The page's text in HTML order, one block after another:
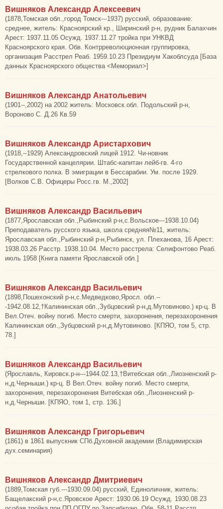
Вишняков Александр Алексеевич
(1878,Томская обл.,город Томск---1937) русский, образование:
среднее, житель: Красноярский кр., Ширинский р-н, рудник Балахчин
Арест: 1937.11.05 Осужд. 1937.11.27 тройка при УНКВД
Красноярского края. Обв. Контрреволюционная группировка,
организация Расстрел Реаб. 1959.10.23 Президиум Хакоблсуда [База
данных Красноярского общества <Мемориал>]
Вишняков Александр Анатольевич
(1901--,2002) на 2002 житель: Московск.обл. Подольский р-н,
Вороново С. Д.26 Кв.59
Вишняков Александр Аристархович
(1918,--1929) Александровский лицей 1912. Чи-новник
Государственной канцелярии. Штабс-капитан лейб-гв. 4-го
стрелкового полка. В эмиграции в Бессарабии. Ум. после 1929.
[Волков С.В. Офицеры Росс.гв. М.,2002]
Вишняков Александр Васильевич
(1877,Ярославская обл.,Рыбинский р-н,с.Вольское---1938.10.04)
Преподаватель русского языка, школа средняя№11, житель:
Ярославская обл.,Рыбинский р-н,Рыбинск, ул. Плеханова, 16 Арест:
1938.03.26 Расстр. 1938.10.04. Место расстрела: Селифонтово Реаб.
июль 1958 [Книга памяти Ярославской обл.]
Вишняков Александр Васильевич
(1898,Пошехонский р-н,с.Медведково,Яросл. обл.--
-1942.08.12,†Калининская обл.,Зубцовский р-н,д.Мутовиново.) кр-ц. В
Вел.Отеч. войну погиб. Место смерти, захоронения, перезахоронения
Калининская обл.,Зубцовский р-н,д.Мутовиново. [КПЯО, том 5, стр.
78.]
Вишняков Александр Васильевич
(Ярославль, Кировск.р-н---1944.02.13,†Витебская обл.,Лиозненский р-
н,д.Черныши.) кр-ц. В Вел.Отеч. войну погиб. Место смерти,
захоронения, перезахоронения Витебская обл.,Лиозненский р-
н,д.Черныши. [КПЯО, том 1, стр. 136.]
Вишняков Александр Григорьевич
(1861) в 1861 выпускник СПб.Духовной академии (Владимирская
дух.семинария)
Вишняков Александр Дмитриевич
(1889,Томская губ.---1930.09.04) русский, Единоличник, житель:
Бащелакский р-н,с.Яровское Арест: 1930.06.19 Осужд. 1930.08.23